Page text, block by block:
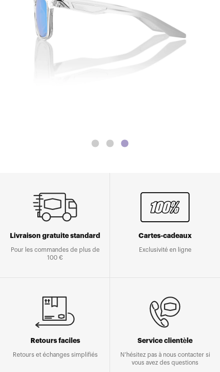
Livraison gratuite standard
Pour les commandes de plus de
100 €
Cartes-cadeaux
Exclusivité en ligne
Retours faciles
Retours et échanges simplifiés
Service clientèle
N'hésitez pas à nous contacter si
vous avez des questions